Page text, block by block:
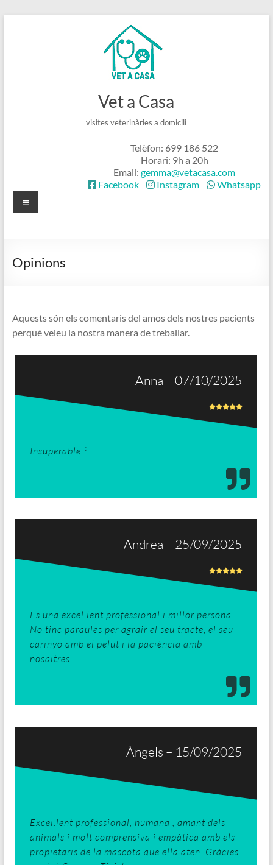
Vet a Casa
visites veterinàries a domicili
Telèfon: 699 186 522
Horari: 9h a 20h
Email:gemma@vetacasa.com
Facebook
Instagram Whatsapp
Menú
Opinions
Aquests són els comentaris del amos dels nostres pacients
perquè veieu la nostra manera de treballar.
Insuperable ?
Anna – 07/10/2025
Es una excel.lent professional i millor persona.
No tinc paraules per agrair el seu tracte, el seu
carinyo amb el pelut i la paciència amb
nosaltres.
Andrea – 25/09/2025
Excel.lent professional, humana , amant dels
animals i molt comprensiva i empàtica amb els
propietaris de la mascota que ella aten. Gràcies
Àngels – 15/09/2025